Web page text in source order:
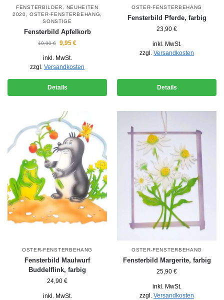
FENSTERBILDER
NEUHEITEN
2020 ,OSTER-FENSTERBEHANG
SONSTIGE
Fensterbild Apfelkorb
19,90€ 9,95 €
inkl. MwSt.
zzgl. Versandkosten
Details
OSTER-FENSTERBEHANG
Fensterbild Pferde, farbig
23,90 €
inkl. MwSt.
zzgl. Versandkosten
Details
OSTER-FENSTERBEHANG
Fensterbild Maulwurf
Buddelflink, farbig
24,90 €
inkl. MwSt.
OSTER-FENSTERBEHANG
Fensterbild Margerite, farbig
25,90 €
inkl. MwSt.
zzgl. Versandkosten